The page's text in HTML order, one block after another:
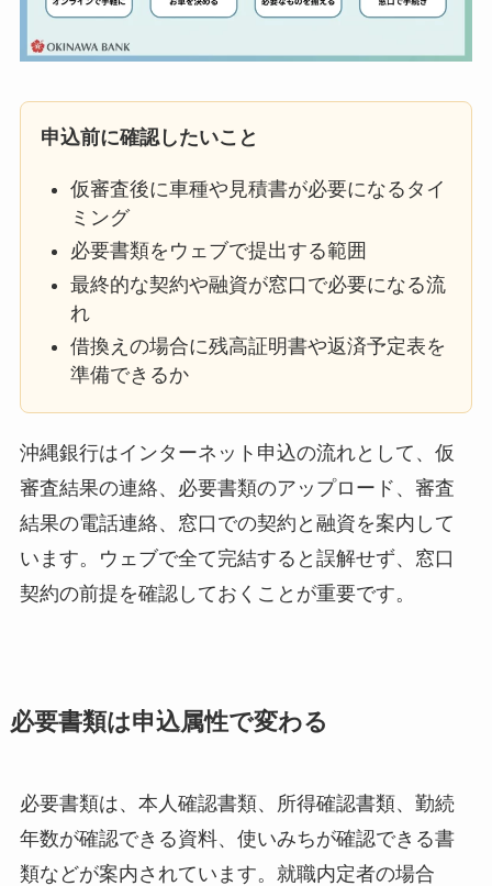
申込前に確認したいこと
仮審査後に車種や見積書が必要になるタイ
ミング
必要書類をウェブで提出する範囲
最終的な契約や融資が窓口で必要になる流
れ
借換えの場合に残高証明書や返済予定表を
準備できるか
沖縄銀行はインターネット申込の流れとして、仮
審査結果の連絡、必要書類のアップロード、審査
結果の電話連絡、窓口での契約と融資を案内して
います。ウェブで全て完結すると誤解せず、窓口
契約の前提を確認しておくことが重要です。
必要書類は申込属性で変わる
必要書類は、本人確認書類、所得確認書類、勤続
年数が確認できる資料、使いみちが確認できる書
類などが案内されています。就職内定者の場合